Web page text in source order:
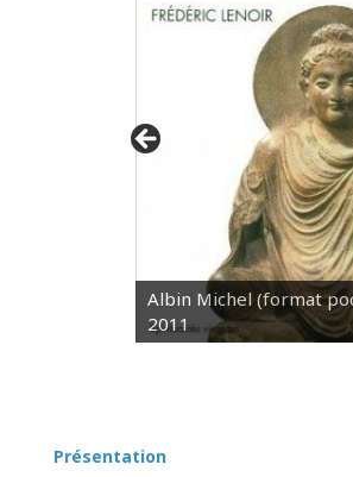
Albin Michel (format
2011
Présentation